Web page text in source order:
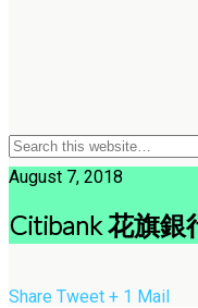
August 7, 2018
Citibank 花旗銀
Share Tweet + 1 Mail